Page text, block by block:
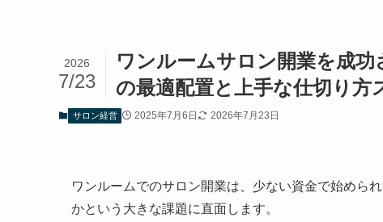
ワンルームサロン開業を成
の最適配置と上手な仕切り方
2026
7/23
サロン経営 2025年7月6日 2026年7月23日
ワンルームでのサロン開業は、少ない資金で始めら
かという大きな課題に直面します。